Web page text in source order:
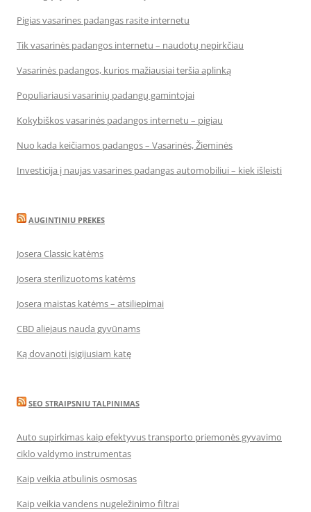
Pigias vasarines padangas rasite internetu
Tik vasarinės padangos internetu – naudotų nepirkčiau
Vasarinės padangos, kurios mažiausiai teršia aplinką
Populiariausi vasarinių padangų gamintojai
Kokybiškos vasarinės padangos internetu – pigiau
Nuo kada keičiamos padangos – Vasarinės, Žieminės
Investicija į naujas vasarines padangas automobiliui – kiek išleisti
AUGINTINIU PREKES
Josera Classic katėms
Josera sterilizuotoms katėms
Josera maistas katėms – atsiliepimai
CBD aliejaus nauda gyvūnams
Ką dovanoti įsigijusiam katę
SEO STRAIPSNIU TALPINIMAS
Auto supirkimas kaip efektyvus transporto priemonės gyvavimo
ciklo valdymo instrumentas
Kaip veikia atbulinis osmosas
Kaip veikia vandens nugeležinimo filtrai